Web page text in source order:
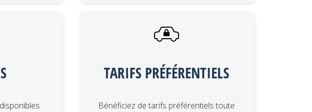
TARIFS PRÉFÉRENTIELS
Bénéficiez de tarifs préférentiels toute